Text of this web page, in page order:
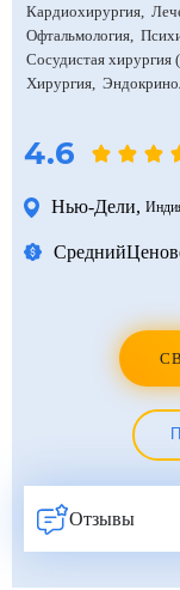
Кардиохирургия
Офтальмология
Сосудистая хирургия
Хирургия
4.6
Нью-Дели,
Средний
Отзывы